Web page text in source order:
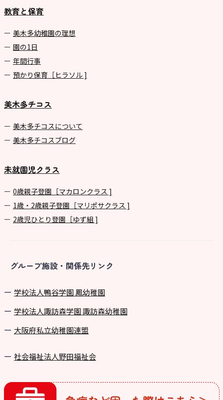
教育と保育
美⽊多幼稚園の理想
園の1⽇
年間⾏事
預かり保育［ヒラソル ]
美木多チコス
美⽊多チコスについて
美⽊多チコスブログ
未就園児クラス
0歳親子登園［マカロンクラス ]
1歳・2歳親子登園［マリポサクラス ]
2歳児ひとり登園［ゆず組 ]
グループ施設・関係先リンク
学校法⼈鴨⾕学園 鳳幼稚園
学校法⼈諏訪森学園 諏訪森幼稚園
⼤阪府私⽴幼稚園連盟
社会福祉法人野田福祉会